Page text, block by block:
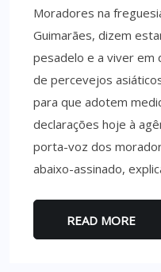
Moradores na
Guimarães, dizem
pesadelo e a viver em
de percevejos
para que adotem
declarações hoje à
porta-voz dos
abaixo-assinado,
READ MORE